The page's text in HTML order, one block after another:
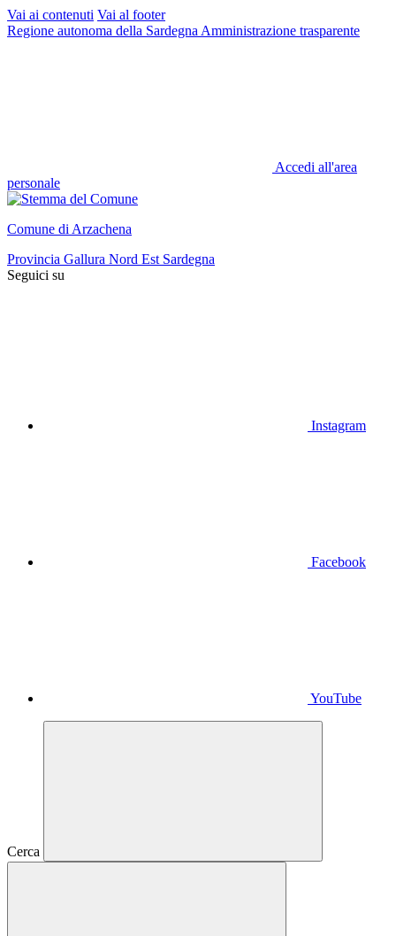
Vai ai contenuti Vai al footer
Regione autonoma della Sardegna Amministrazione trasparente
Accedi all'area
personale
Comune di Arzachena
Provincia Gallura Nord Est Sardegna
Seguici su
Instagram
Facebook
YouTube
Cerca